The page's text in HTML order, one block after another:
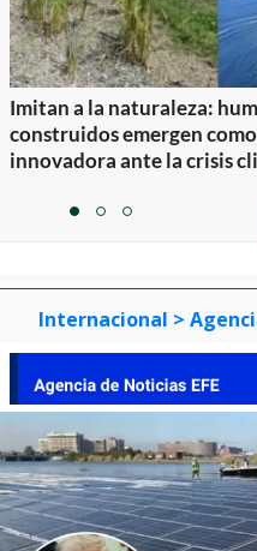
Imitan a la naturaleza:
construidos emergen
innovadora ante la crisis
itemitemitem
Internacional >